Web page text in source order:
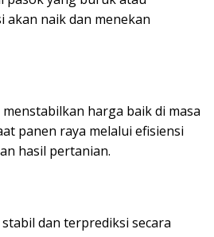
akan naik dan menekan
harga baik di masa
panen raya melalui efisiensi
hasil pertanian.
dan terprediksi secara